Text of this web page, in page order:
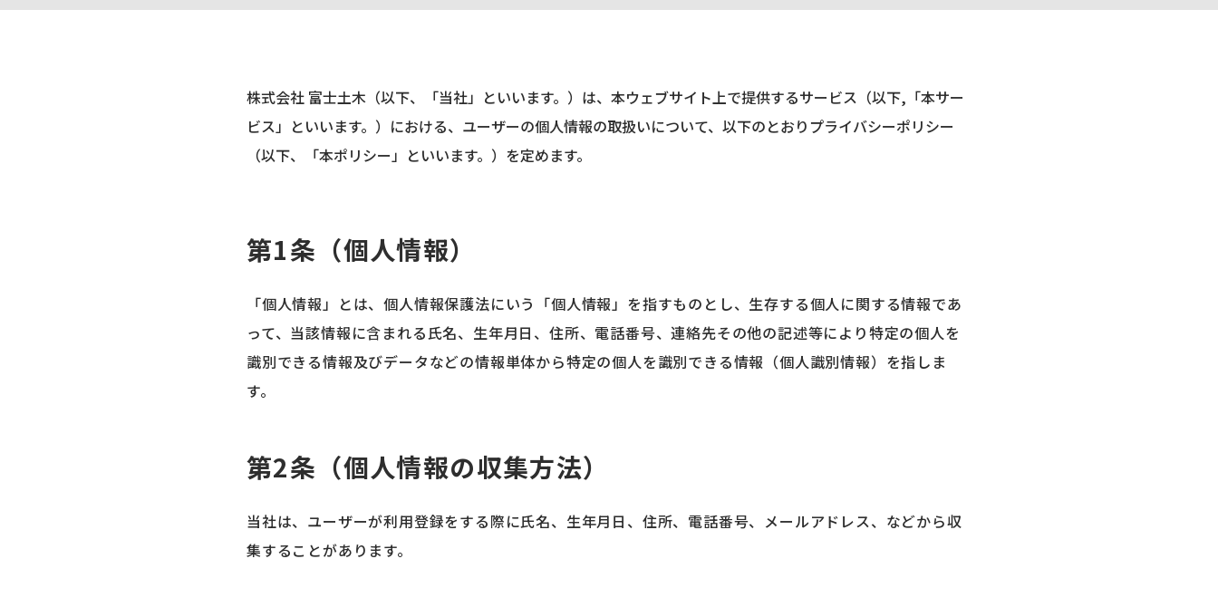
株式会社 富士土木（以下、「当社」といいます。）は、本ウェブサイト上で提供するサービス（以下,「本サー
ビス」といいます。）における、ユーザーの個人情報の取扱いについて、以下のとおりプライバシーポリシー
（以下、「本ポリシー」といいます。）を定めます。
第1条（個人情報）
「個人情報」とは、個人情報保護法にいう「個人情報」を指すものとし、生存する個人に関する情報であ
って、当該情報に含まれる氏名、生年月日、住所、電話番号、連絡先その他の記述等により特定の個人を
識別できる情報及びデータなどの情報単体から特定の個人を識別できる情報（個人識別情報）を指しま
す。
第2条（個人情報の収集方法）
当社は、ユーザーが利用登録をする際に氏名、生年月日、住所、電話番号、メールアドレス、などから収
集することがあります。